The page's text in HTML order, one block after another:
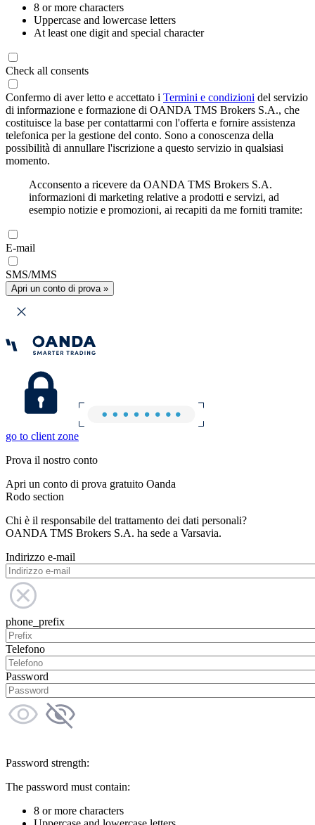
8 or more characters
Uppercase and lowercase letters
At least one digit and special character
Check all consents
Confermo di aver letto e accettato i Termini e condizioni del servizio
di informazione e formazione di OANDA TMS Brokers S.A., che
costituisce la base per contattarmi con l'offerta e fornire assistenza
telefonica per la gestione del conto. Sono a conoscenza della
possibilità di annullare l'iscrizione a questo servizio in qualsiasi
momento.
Acconsento a ricevere da OANDA TMS Brokers S.A.
informazioni di marketing relative a prodotti e servizi, ad
esempio notizie e promozioni, ai recapiti da me forniti tramite:
E-mail
SMS/MMS
Apri un conto di prova »
go to client zone
Prova il nostro conto
Apri un conto di prova gratuito Oanda
Rodo section
Chi è il responsabile del trattamento dei dati personali?
OANDA TMS Brokers S.A. ha sede a Varsavia.
Indirizzo e-mail
phone_prefix
Telefono
Password
Password strength:
The password must contain:
8 or more characters